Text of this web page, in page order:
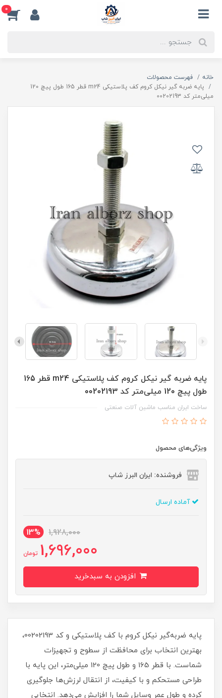
0
خانه
فهرست محصولات
پایه ضربه گیر نیکل کروم کف پلاستیکی m24 قطر 165 طول پیچ 120
میلی‌متر کد 00202193
پایه ضربه گیر نیکل کروم کف پلاستیکی m24 قطر 165
طول پیچ 120 میلی‌متر کد 00202193
ساخت ایران مناسب ماشین آلات صنعتی
ویژگی‌های محصول
فروشنده: ایران البرز شاپ
آماده ارسال
1,928,000
13%
1,696,000 تومان
پایه ضربه‌گیر نیکل کروم با کف پلاستیکی و کد 00202193،
بهترین انتخاب برای محافظت از سطوح و تجهیزات
شماست. با قطر 165 و طول پیچ 120 میلی‌متر، این پایه با
طراحی مستحکم و با کیفیت، از انتقال لرزش‌ها جلوگیری
کرده و طول عمر وسایل شما را افزایش می‌دهد. انتخابی